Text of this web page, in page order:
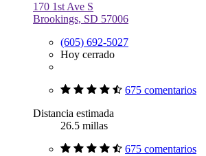
170 1st Ave S
Brookings, SD 57006
(605) 692-5027
Hoy cerrado
675 comentarios
Distancia estimada
26.5 millas
675 comentarios